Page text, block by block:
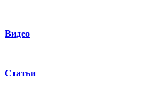
Видео
Статьи